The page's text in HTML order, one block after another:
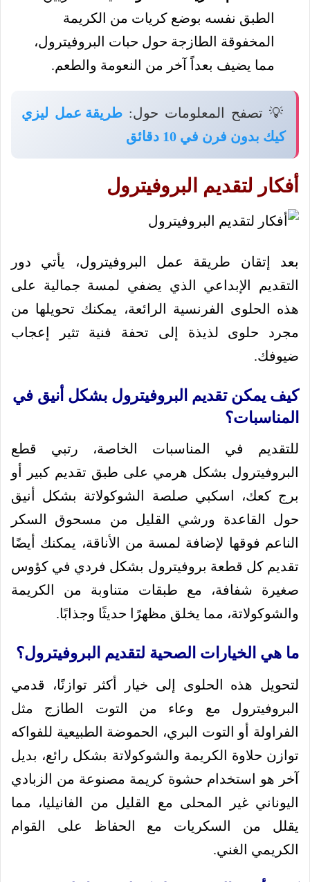
الطبق نفسه بوضع كريات من الكريمة
المخفوقة الطازجة حول حبات البروفيترول،
مما يضيف بعداً آخر من النعومة والطعم.
💡 تصفح المعلومات حول: طريقة عمل ليزي
كيك بدون فرن في 10 دقائق
أفكار لتقديم البروفيترول
بعد إتقان طريقة عمل البروفيترول، يأتي دور
التقديم الإبداعي الذي يضفي لمسة جمالية على
هذه الحلوى الفرنسية الرائعة، يمكنك تحويلها من
مجرد حلوى لذيذة إلى تحفة فنية تثير إعجاب
ضيوفك.
كيف يمكن تقديم البروفيترول بشكل أنيق في
المناسبات؟
للتقديم في المناسبات الخاصة، رتبي قطع
البروفيترول بشكل هرمي على طبق تقديم كبير أو
برج كعك، اسكبي صلصة الشوكولاتة بشكل أنيق
حول القاعدة ورشي القليل من مسحوق السكر
الناعم فوقها لإضافة لمسة من الأناقة، يمكنك أيضًا
تقديم كل قطعة بروفيترول بشكل فردي في كؤوس
صغيرة شفافة، مع طبقات متناوبة من الكريمة
والشوكولاتة، مما يخلق مظهرًا حديثًا وجذابًا.
ما هي الخيارات الصحية لتقديم البروفيترول؟
لتحويل هذه الحلوى إلى خيار أكثر توازنًا، قدمي
البروفيترول مع وعاء من التوت الطازج مثل
الفراولة أو التوت البري، الحموضة الطبيعية للفواكه
توازن حلاوة الكريمة والشوكولاتة بشكل رائع، بديل
آخر هو استخدام حشوة كريمة مصنوعة من الزبادي
اليوناني غير المحلى مع القليل من الفانيليا، مما
يقلل من السكريات مع الحفاظ على القوام
الكريمي الغني.